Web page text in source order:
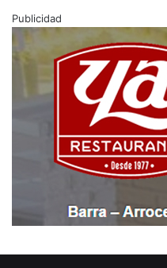
Publicidad